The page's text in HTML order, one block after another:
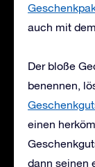
auch mit dem
Der bloße
benennen,
einen
dann seinen